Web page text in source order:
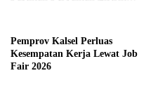
Pemprov Kalsel Perluas
Kesempatan Kerja Lewat Job
Fair 2026